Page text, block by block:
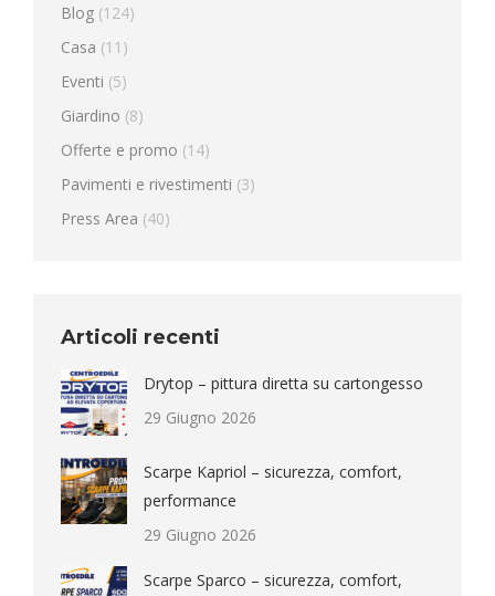
Blog (124)
Casa (11)
Eventi (5)
Giardino (8)
Offerte e promo (14)
Pavimenti e rivestimenti (3)
Press Area (40)
Articoli recenti
Drytop – pittura diretta su cartongesso
29 Giugno 2026
Scarpe Kapriol – sicurezza, comfort,
performance
29 Giugno 2026
Scarpe Sparco – sicurezza, comfort,